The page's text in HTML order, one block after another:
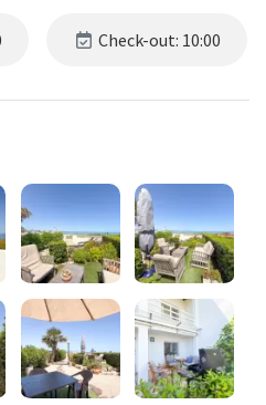
privaten Garten von ca.
WLAN, einem Schlafsofa für
für sechs Personen. Die voll
was Sie für einen angenehmen
gibt es ein modernes
Schlafzimmer mit zwei
Stauraum.
helle Master-Suite mit eigenem
Check-out: 10:00